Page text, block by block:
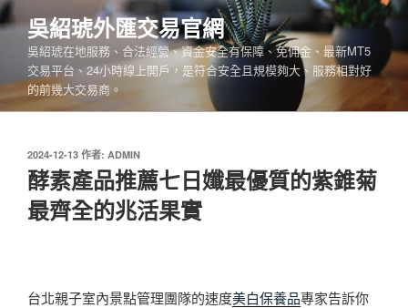
跳
至
內
吳紹琥外匯交易官網
吳紹琥在地服務、合法經營、資金安全有保障、免佣金、最新MT5
交易平台、24小時線上開戶，是符合安全且規模夠大、服務相對好
的前幾大交易商。
發
佈
於
2024-12-13 作者: ADMIN
酵素產品推薦七日孅最優質的紫錐菊
最齊全的兆活果實
台北親子室內景點管理團隊的速度美白保養品專家告訴你